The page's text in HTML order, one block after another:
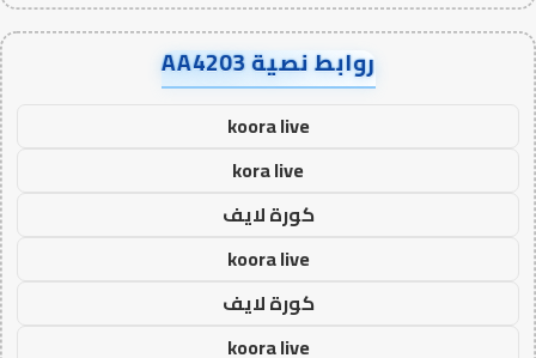
روابط نصية AA4203
koora live
kora live
كورة لايف
koora live
كورة لايف
koora live